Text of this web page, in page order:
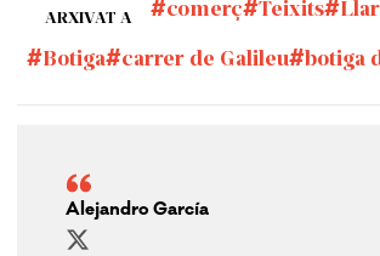
ARXIVAT A comerç Teixits Llar
Botiga
carrer de Galileu botiga
Alejandro García